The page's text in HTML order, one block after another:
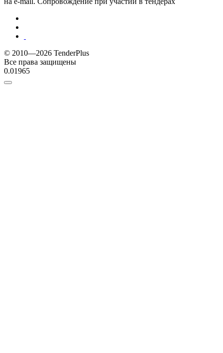
© 2010—2026 TenderPlus
Все права защищены
0.01965